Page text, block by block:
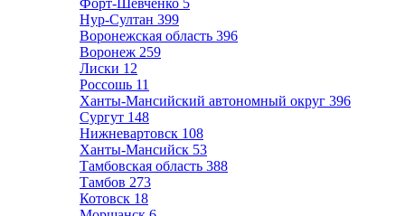
Форт-Шевченко 5
Нур-Султан 399
Воронежская область 396
Воронеж 259
Лиски 12
Россошь 11
Ханты-Мансийский автономный округ 396
Сургут 148
Нижневартовск 108
Ханты-Мансийск 53
Тамбовская область 388
Тамбов 273
Котовск 18